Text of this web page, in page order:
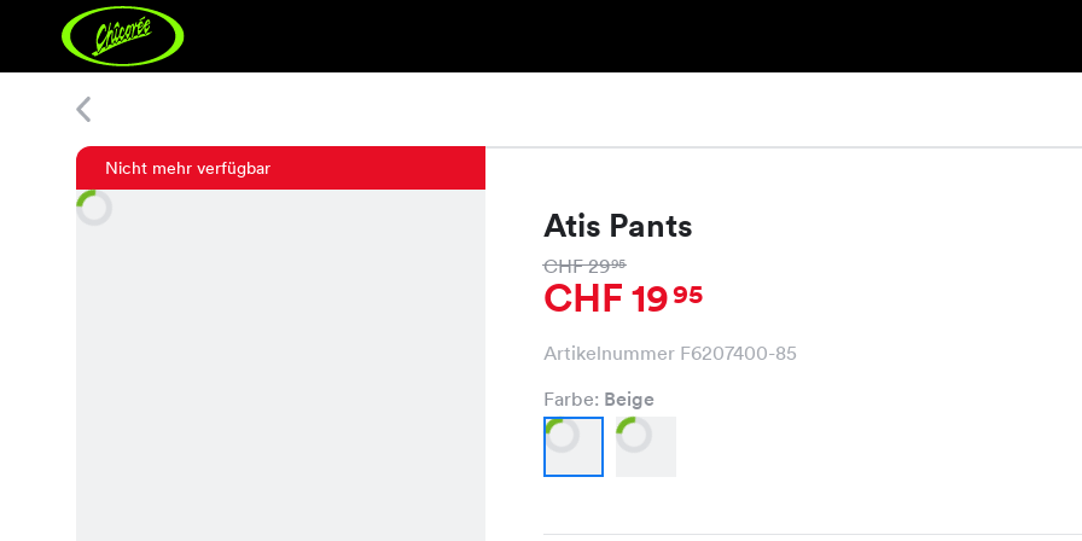
Nicht mehr verfügbar
Atis Pants
CHF 2995
CHF 1995
Artikelnummer F6207400-85
Farbe: Beige